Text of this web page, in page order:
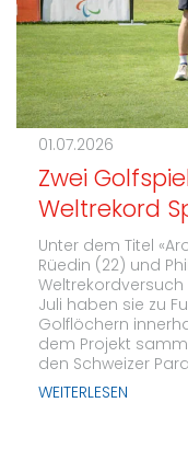
01.07.2026
Zwei
Weltrekord
Unter dem Titel
Rüedin (22) und
Juli haben sie zu
Golflöchern
dem Projekt
den Schweizer
WEITERLESEN